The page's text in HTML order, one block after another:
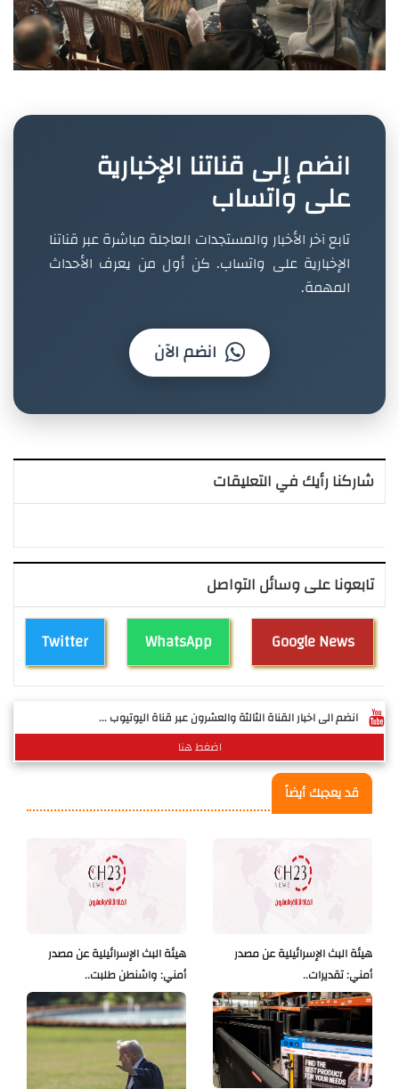
انضم إلى قناتنا الإخبارية
على واتساب
تابع آخر الأخبار والمستجدات العاجلة مباشرة عبر قناتنا
الإخبارية على واتساب. كن أول من يعرف الأحداث
المهمة.
انضم الآن
شاركنا رأيك في التعليقات
تابعونا على وسائل التواصل
Twitter WhatsApp Google News
انضم الى اخبار القناة الثالثة والعشرون عبر قناة اليوتيوب ...
اضغط هنا
قد يعجبك أيضاً
هيئة البث الإسرائيلية عن مصدر
أمني: واشنطن طلبت..
هيئة البث الإسرائيلية عن مصدر
أمني: تقديرات..